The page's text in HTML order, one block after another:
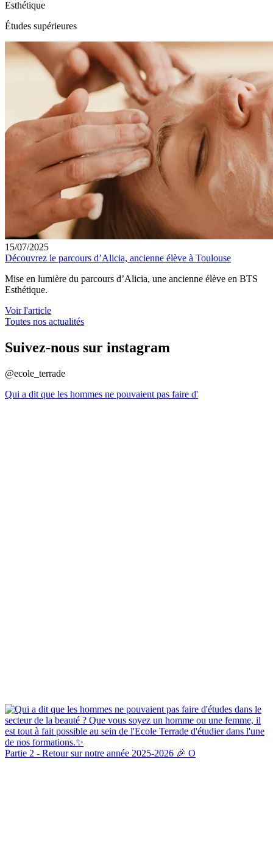
Esthétique
Études supérieures
15/07/2025
Découvrez le parcours d’Alicia, ancienne élève à Toulouse
Mise en lumière du parcours d’Alicia, une ancienne élève en BTS
Esthétique.
Voir l'article
Toutes nos actualités
Suivez-nous sur instagram
@ecole_terrade
Qui a dit que les hommes ne pouvaient pas faire d'
Partie 2 - Retour sur notre année 2025-2026 🎉 O